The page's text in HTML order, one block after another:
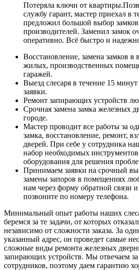
Потеряла ключи от
службу гарант, мастер приехал в
предложил большой выбор
производителей. Заменил замок
оперативно. Всё быстро и
Восстановление, замена замков в
жилых, производственных
гаражей.
Выезд слесаря в течение 15
заявки.
Ремонт запирающих устройств
Срочная замена замка железных
городе.
Мастер проводит все работы за
замка, восстановление, ремонт,
дверей. При себе у сотрудника
набор необходимых
оборудования для решения
Принимаем заявки на срочный
замены запоров в помещениях
нам через форму обратной связи и
позвоните по номеру телефона.
Минимальный опыт работы наших
беремся за те задачи, от которых
независимо от сложности заказа. За
указанный адрес, он проведет самые
сложные виды ремонта железных
запирающих устройств. Мы отвечаем за
сотрудников, поэтому даем гарантию